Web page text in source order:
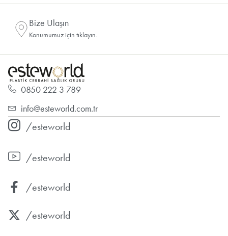
Bize Ulaşın
Konumumuz için tıklayın.
0850 222 3 789
info@esteworld.com.tr
/esteworld
/esteworld
/esteworld
/esteworld